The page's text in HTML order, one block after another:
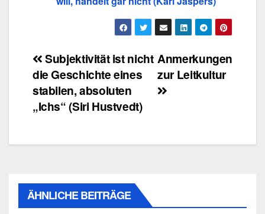
BeitragsnavigationAnmerkungen
zur Leitkultur
Subjektivität ist nicht
die Geschichte eines
stabilen, absoluten
„Ichs“ (Siri Hustvedt)
ÄHNLICHE BEITRÄGE